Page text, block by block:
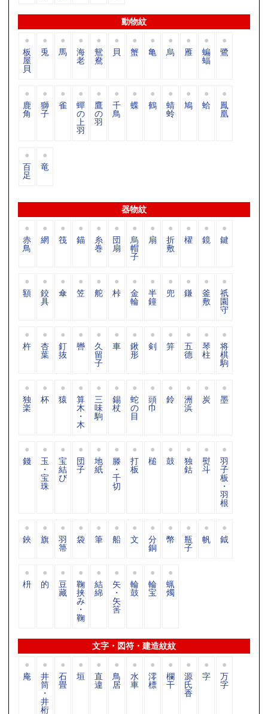
動物紋
板
屋
貝
兎 馬 海
老
鴛
鴦
貝 蟹 亀 烏 雁 蝙
蝠
鷺
鹿
角
獅
子
雀 蟬
の
上
羽
鷹
の
羽
千
鳥
蝶 鶴 蜻
蛉
鳩 蛤 鳳
凰
百
足
竜
器物紋
赤
鳥
網 筏 錨 糸
巻
団
扇
烏
帽
子
扇 折
敷
櫂 鏡 鍵
額 鉸
具
傘 笠 舵 桛 金
輪
半
鐘
兜 鎌 釜
敷
祇
園
守
杵 杏
葉
釘
抜
轡 久
留
子
車 鍬
形
剣 笄 五
德
琴
柱
将
棋
駒
独
楽
杯 猿 算
木
・
木
三
味
駒
錫
杖
蛇
の
目
頭
巾
鈴 洲
浜
炭 墨
錢 玉
・
宝
珠
宝
結
び
団
子
地
紙
滕
・
千
切
打
板
槌 鼓 独
鈷
熨
斗
羽
子
板
・
羽
根
鋏 旗 羽
箒
袋 筆 船 文 分
銅
幣 瓶
子
帆 鉞
枡 的 豆
藏
鞠
挟
み
・
鞠
結
綿
矢
・
矢
筈
輪
鼓
輪
宝
蝋
燭
文字・図符・建造紋紋
庵 井
筒
・
井
桁
石
畳
垣 直
違
鳥
居
水
車
澪
標
欄
干
源
氏
香
字 万
字